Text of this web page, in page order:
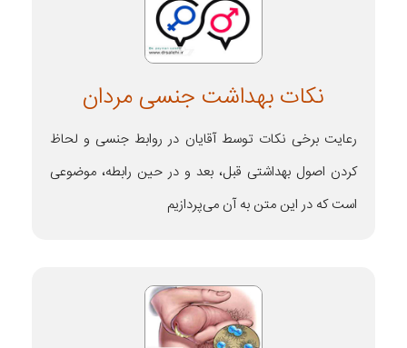
نکات بهداشت جنسی مردان
رعایت برخی نکات توسط آقایان در روابط جنسی و لحاظ
کردن اصول بهداشتی قبل، بعد و در حین رابطه، موضوعی
است که در این متن به آن می‌پردازیم